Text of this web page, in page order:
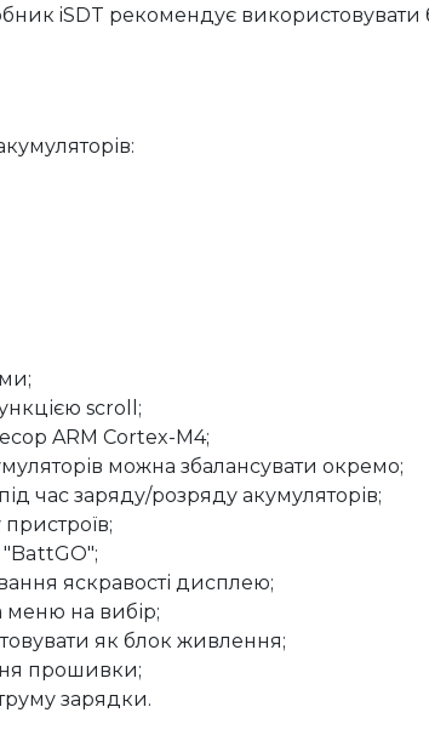
iSDT рекомендує використовувати
scroll;
ARM Cortex-M4;
можна збалансувати окремо;
час заряду/розряду акумуляторів;
"BattGO";
яскравості дисплею;
меню на вибір;
як блок живлення;
прошивки;
зарядки.